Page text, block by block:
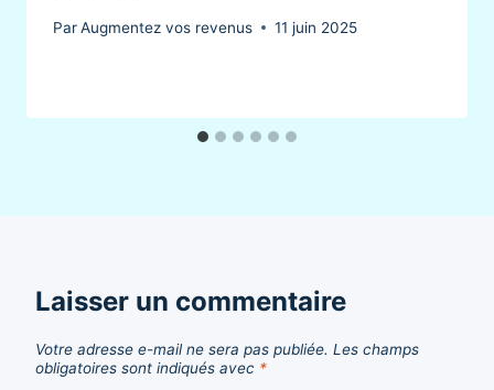
ParAugmentez vos revenus 11 juin 2025
Laisser un commentaire
Votre adresse e-mail ne sera pas publiée. Les champs
obligatoires sont indiqués avec *